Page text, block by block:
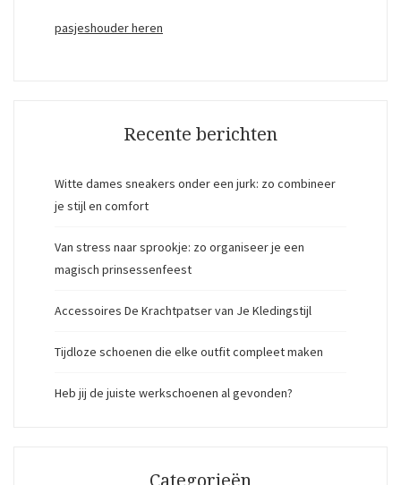
pasjeshouder heren
Recente berichten
Witte dames sneakers onder een jurk: zo combineer
je stijl en comfort
Van stress naar sprookje: zo organiseer je een
magisch prinsessenfeest
Accessoires De Krachtpatser van Je Kledingstijl
Tijdloze schoenen die elke outfit compleet maken
Heb jij de juiste werkschoenen al gevonden?